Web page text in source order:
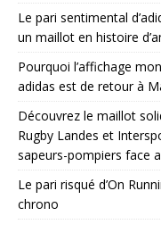
Le pari sentimental
un maillot en histoire
Pourquoi l’affichage
adidas est de retour à
Découvrez le maillot
Rugby Landes et
sapeurs-pompiers face
Le pari risqué d’On
chrono